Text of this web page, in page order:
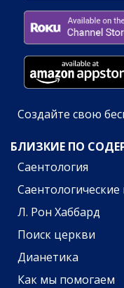
Создайте свою
БЛИЗКИЕ ПО
Саентология
Саентологические
Л. Рон Хаббард
Поиск церкви
Дианетика
Как мы помогаем